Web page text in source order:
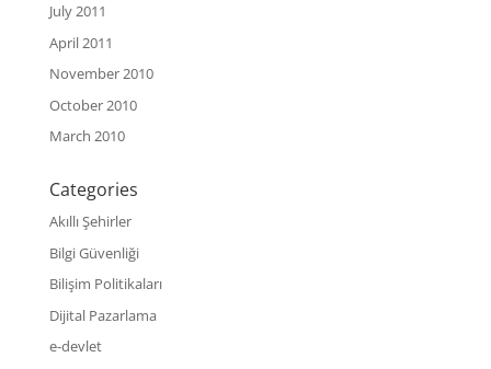
July 2011
April 2011
November 2010
October 2010
March 2010
Categories
Akıllı Şehirler
Bilgi Güvenliği
Bilişim Politikaları
Dijital Pazarlama
e-devlet